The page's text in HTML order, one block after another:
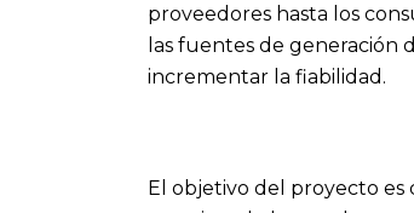
proveedores hasta los
las fuentes de generación
incrementar la fiabilidad.
El objetivo del proyecto es